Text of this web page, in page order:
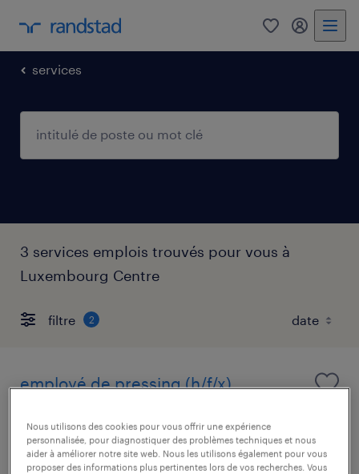
0 my
services
3 services emplois trouvés pour vous à
Luxembourg Centre
filtre 2
employé de pressing (h/f/x)
luxembourg centre, centre
mission d'intérim
Nous utilisons des cookies pour vous offrir une expérience
personnalisée, pour diagnostiquer des problèmes techniques et nous
aider à améliorer notre site web. Nous les utilisons également pour vous
proposer des informations plus pertinentes lors de vos recherches. Vous